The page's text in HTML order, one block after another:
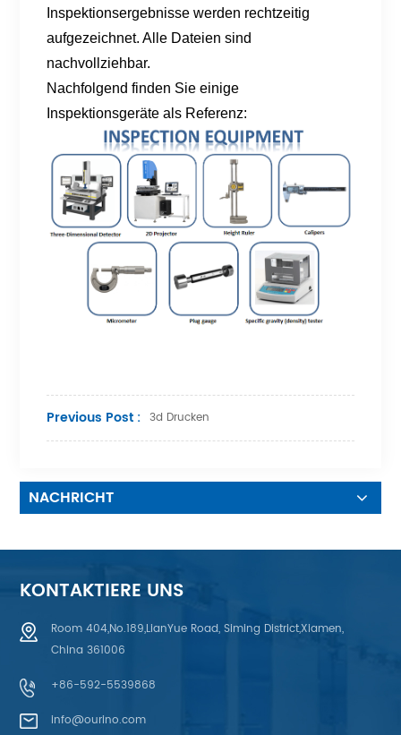
Inspektionsergebnisse werden rechtzeitig
aufgezeichnet. Alle Dateien sind
nachvollziehbar.
Nachfolgend finden Sie einige
Inspektionsgeräte als Referenz:
Previous Post : 3d Drucken
NACHRICHT
KONTAKTIERE UNS
Room 404,No.189,LianYue Road, Siming District,Xiamen,
China 361006
+86-592-5539868
info@ourino.com